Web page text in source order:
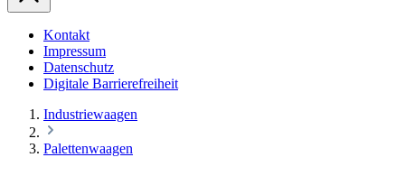
Kontakt
Impressum
Datenschutz
Digitale Barrierefreiheit
Industriewaagen
Palettenwaagen